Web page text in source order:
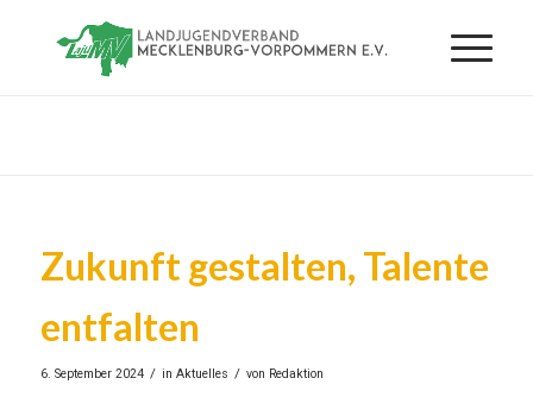
Zukunft gestalten, Talente
entfalten
6. September 2024 / in Aktuelles / von Redaktion